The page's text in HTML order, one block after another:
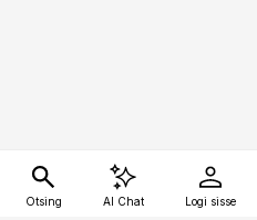
Otsing AI Chat Logi sisse